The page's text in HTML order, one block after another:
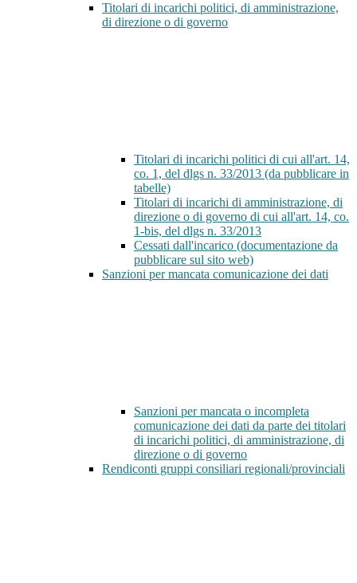
Titolari di incarichi politici, di amministrazione,
di direzione o di governo
Titolari di incarichi politici di cui all'art. 14,
co. 1, del dlgs n. 33/2013 (da pubblicare in
tabelle)
Titolari di incarichi di amministrazione, di
direzione o di governo di cui all'art. 14, co.
1-bis, del dlgs n. 33/2013
Cessati dall'incarico (documentazione da
pubblicare sul sito web)
Sanzioni per mancata comunicazione dei dati
Sanzioni per mancata o incompleta
comunicazione dei dati da parte dei titolari
di incarichi politici, di amministrazione, di
direzione o di governo
Rendiconti gruppi consiliari regionali/provinciali